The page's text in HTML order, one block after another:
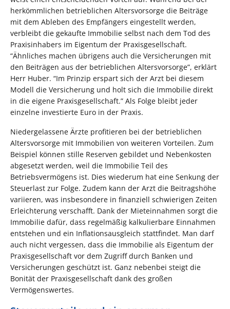
herkömmlichen betrieblichen Altersvorsorge die Beiträge
mit dem Ableben des Empfängers eingestellt werden,
verbleibt die gekaufte Immobilie selbst nach dem Tod des
Praxisinhabers im Eigentum der Praxisgesellschaft.
“Ähnliches machen übrigens auch die Versicherungen mit
den Beiträgen aus der betrieblichen Altersvorsorge”, erklärt
Herr Huber. “Im Prinzip erspart sich der Arzt bei diesem
Modell die Versicherung und holt sich die Immobilie direkt
in die eigene Praxisgesellschaft.” Als Folge bleibt jeder
einzelne investierte Euro in der Praxis.
Niedergelassene Ärzte profitieren bei der betrieblichen
Altersvorsorge mit Immobilien von weiteren Vorteilen. Zum
Beispiel können stille Reserven gebildet und Nebenkosten
abgesetzt werden, weil die Immobilie Teil des
Betriebsvermögens ist. Dies wiederum hat eine Senkung der
Steuerlast zur Folge. Zudem kann der Arzt die Beitragshöhe
variieren, was insbesondere in finanziell schwierigen Zeiten
Erleichterung verschafft. Dank der Mieteinnahmen sorgt die
Immobilie dafür, dass regelmäßig kalkulierbare Einnahmen
entstehen und ein Inflationsausgleich stattfindet. Man darf
auch nicht vergessen, dass die Immobilie als Eigentum der
Praxisgesellschaft vor dem Zugriff durch Banken und
Versicherungen geschützt ist. Ganz nebenbei steigt die
Bonität der Praxisgesellschaft dank des großen
Vermögenswertes.